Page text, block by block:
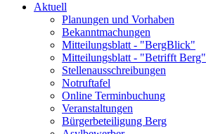
Aktuell
Planungen und Vorhaben
Bekanntmachungen
Mitteilungsblatt - "BergBlick"
Mitteilungsblatt - "Betrifft Berg"
Stellenausschreibungen
Notruftafel
Online Terminbuchung
Veranstaltungen
Bürgerbeteiligung Berg